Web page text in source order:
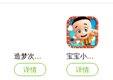
设施，影响小镇成长速度和居民幸福
问：游戏有哪些建筑类型？
答：提供普通住宅、工坊、市政厅
功能和作用。
造梦次元破解版
详情
宝宝小当家
详情